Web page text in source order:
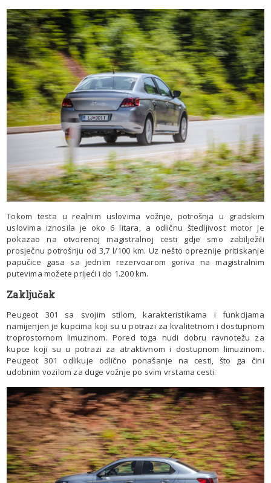
Tokom testa u realnim uslovima vožnje, potrošnja u gradskim
uslovima iznosila je oko 6 litara, a odličnu štedljivost motor je
pokazao na otvorenoj magistralnoj cesti gdje smo zabilježili
prosječnu potrošnju od 3,7 l/100 km. Uz nešto opreznije pritiskanje
papučice gasa sa jednim rezervoarom goriva na magistralnim
putevima možete prijeći i do 1.200 km.
Zaključak
Peugeot 301 sa svojim stilom, karakteristikama i funkcijama
namijenjen je kupcima koji su u potrazi za kvalitetnom i dostupnom
troprostornom limuzinom. Pored toga nudi dobru ravnotežu za
kupce koji su u potrazi za atraktivnom i dostupnom limuzinom.
Peugeot 301 odlikuje odlično ponašanje na cesti, što ga čini
udobnim vozilom za duge vožnje po svim vrstama cesti.